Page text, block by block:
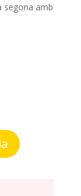
segona amb